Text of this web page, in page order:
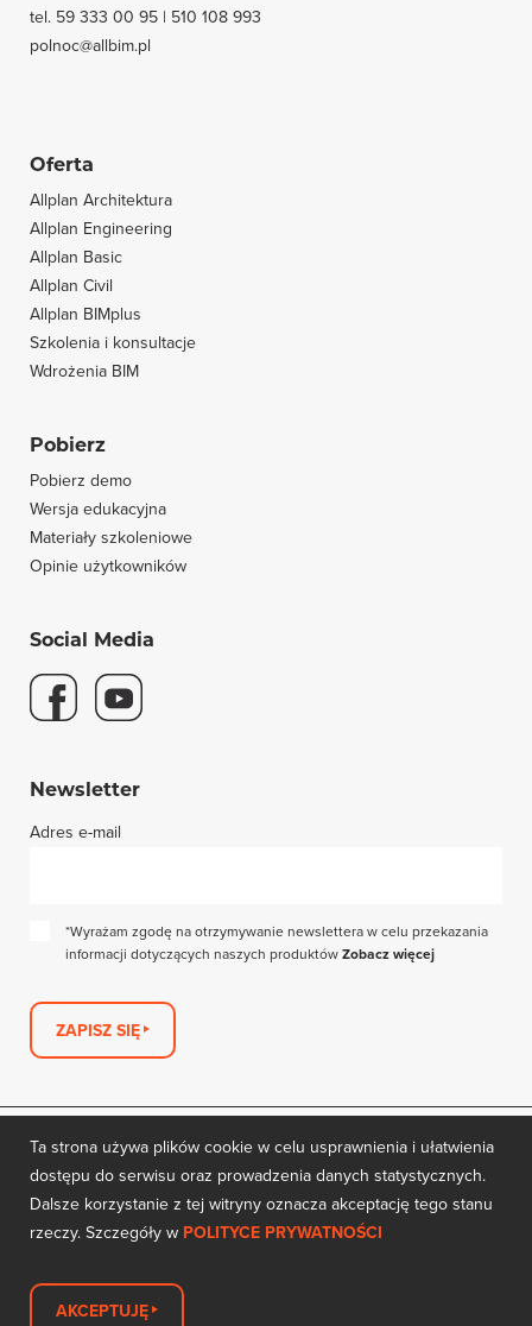
tel. 59 333 00 95 | 510 108 993
polnoc@allbim.pl
Oferta
Allplan Architektura
Allplan Engineering
Allplan Basic
Allplan Civil
Allplan BIMplus
Szkolenia i konsultacje
Wdrożenia BIM
Pobierz
Pobierz demo
Wersja edukacyjna
Materiały szkoleniowe
Opinie użytkowników
Social Media
Newsletter
Adres e-mail
*Wyrażam zgodę na otrzymywanie newslettera w celu przekazania
informacji dotyczących naszych produktów Zobacz więcej
ZAPISZ SIĘ
Created by
Ta strona używa plików cookie w celu usprawnienia i ułatwienia
dostępu do serwisu oraz prowadzenia danych statystycznych.
Dalsze korzystanie z tej witryny oznacza akceptację tego stanu
rzeczy. Szczegóły w POLITYCE PRYWATNOŚCI
AKCEPTUJĘ